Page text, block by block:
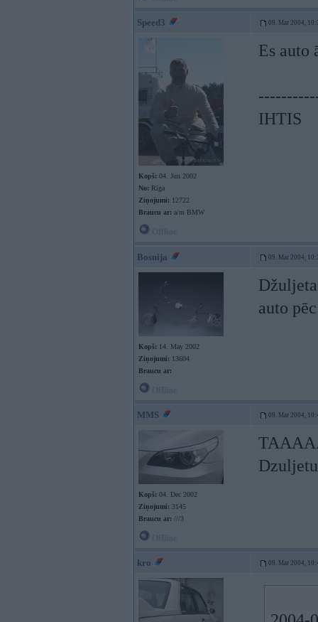
Speed3 09. Mar 2004,
Kopš: 04. Jun 2002
No: Rīga
Ziņojumi: 12722
Braucu ar: a/m BMW
Es auto
IHTIS
Bosnija 09. Mar 2004,
Kopš: 14. May 2002
Ziņojumi: 13604
Braucu ar:
auto
MMS 09. Mar 2004,
Kopš: 04. Dec 2002
Ziņojumi: 3145
Braucu ar: ///3
kro 09. Mar 2004,